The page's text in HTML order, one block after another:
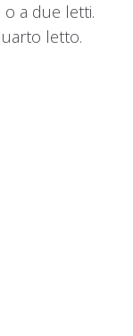
a due letti.
letto.